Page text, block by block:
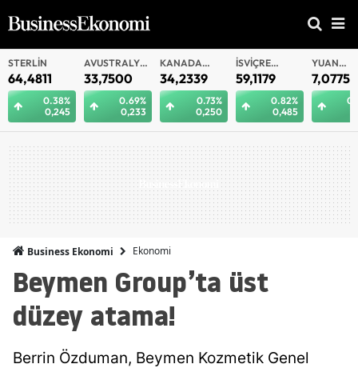
AVUSTRALYA
DOLARI
33,7500
0.69%
0,233
KANADA
DOLARI
34,2339
0.73%
0,250
İSVIÇRE
FRANKI
59,1179
0.82%
0,485
YUAN
OFFSHORE
7,0775
0.29%
0,021
YUAN
Business Ekonomi Ekonomi
Beymen Group’ta üst
düzey atama!
Berrin Özduman, Beymen Kozmetik Genel